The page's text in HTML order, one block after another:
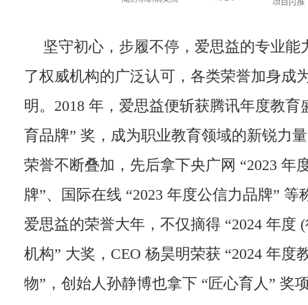
坚守初心，步履不停，爱思益的专业能
了权威机构的广泛认可，各类荣誉加身成
明。2018 年，爱思益便斩获腾讯年度教育
育品牌” 奖，成为职业教育领域的新锐力
荣誉不断叠加，先后拿下央广网 “2023 年
牌”、国际在线 “2023 年度公信力品牌” 等
爱思益的荣誉大年，不仅摘得 “2024 年度
机构” 大奖，CEO 杨昊明荣获 “2024 年度
物”，创始人孙静博也拿下 “匠心育人” 奖